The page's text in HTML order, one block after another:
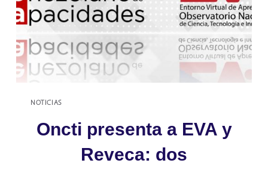
CIENTÍFICA
NOTICIAS
Oncti presenta a EVA y
Reveca: dos